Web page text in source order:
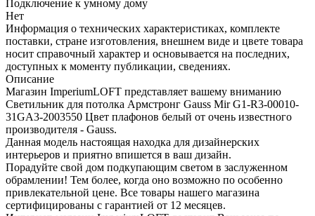
Подключение к умному дому
Нет
Информация о технических характеристиках, комплекте
поставки, стране изготовления, внешнем виде и цвете товара
носит справочный характер и основывается на последних,
доступных к моменту публикации, сведениях.
Описание
Магазин ImperiumLOFT представляет вашему вниманию
Светильник для потолка Армстронг Gauss Mir G1-R3-00010-
31GA3-2003550 Цвет плафонов белый от очень известного
производителя - Gauss.
Данная модель настоящая находка для дизайнерских
интерьеров и приятно впишется в ваш дизайн.
Порадуйте свой дом подкупающим светом в заслуженном
обрамлении! Тем более, когда оно возможно по особенно
привлекательной цене. Все товары нашего магазина
сертифицированы с гарантией от 12 месяцев.